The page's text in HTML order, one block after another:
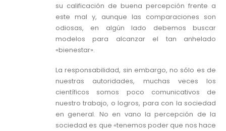
su calificación de buena percepción frente a
este mal y, aunque las comparaciones son
odiosas, en algún lado debemos buscar
modelos para alcanzar el tan anhelado
«bienestar».
La responsabilidad, sin embargo, no sólo es de
nuestras autoridades, muchas veces los
científicos somos poco comunicativos de
nuestro trabajo, o logros, para con la sociedad
en general. No en vano la percepción de la
sociedad es que «tenemos poder que nos hace